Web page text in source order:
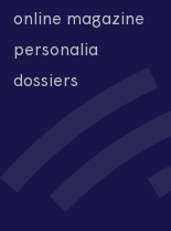
online magazine
personalia
dossiers